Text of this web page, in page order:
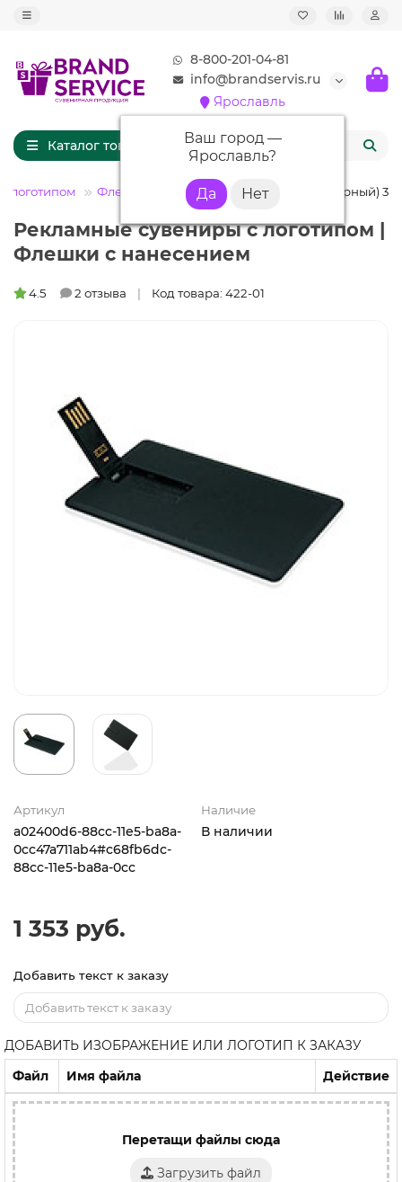
8-800-201-04-81
info@brandservis.ru
Ярославль
Ваш город —
Ярославль?
Каталог товаров
логотипом Флешки карточки Флешка KR008 (черный) 32
Рекламные сувениры с логотипом |
Флешки с нанесением
4.5 2 отзыва Код товара: 422-01
Артикул
a02400d6-88cc-11e5-ba8a-
0cc47a711ab4#c68fb6dc-
88cc-11e5-ba8a-0cc
Наличие
В наличии
1 353 руб.
Добавить текст к заказу
ДОБАВИТЬ ИЗОБРАЖЕНИЕ ИЛИ ЛОГОТИП К ЗАКАЗУ
Файл
Имя файла Действие
Перетащи файлы сюда
Загрузить файл